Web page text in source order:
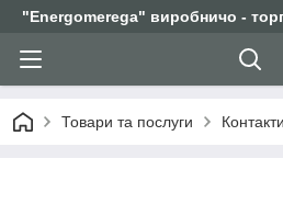
"Еnergomerega" виробничо -
Товари та послуги